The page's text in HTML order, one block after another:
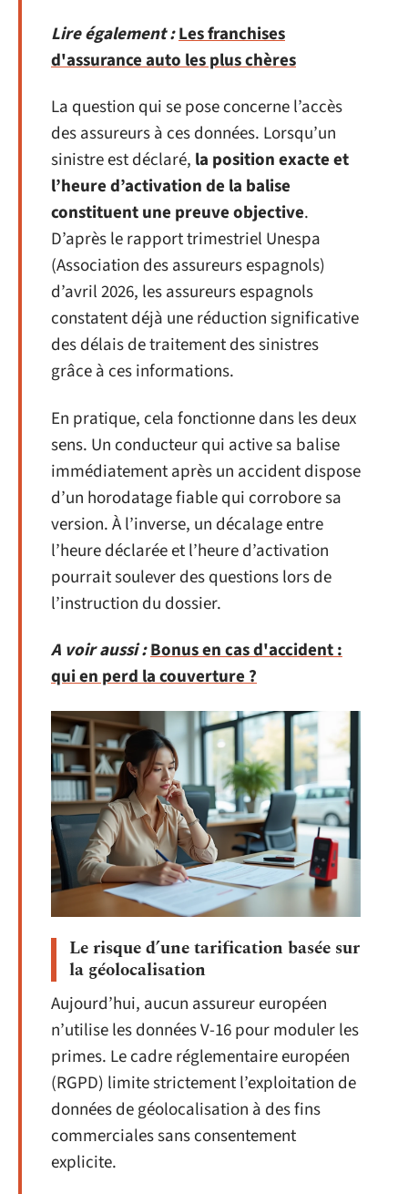
Lire également :Les franchises
d'assurance auto les plus chères
La question qui se pose concerne l’accès
des assureurs à ces données. Lorsqu’un
sinistre est déclaré, la position exacte et
l’heure d’activation de la balise
constituent une preuve objective.
D’après le rapport trimestriel Unespa
(Association des assureurs espagnols)
d’avril 2026, les assureurs espagnols
constatent déjà une réduction significative
des délais de traitement des sinistres
grâce à ces informations.
En pratique, cela fonctionne dans les deux
sens. Un conducteur qui active sa balise
immédiatement après un accident dispose
d’un horodatage fiable qui corrobore sa
version. À l’inverse, un décalage entre
l’heure déclarée et l’heure d’activation
pourrait soulever des questions lors de
l’instruction du dossier.
A voir aussi :Bonus en cas d'accident :
qui en perd la couverture ?
Le risque d’une tarification basée sur
la géolocalisation
Aujourd’hui, aucun assureur européen
n’utilise les données V-16 pour moduler les
primes. Le cadre réglementaire européen
(RGPD) limite strictement l’exploitation de
données de géolocalisation à des fins
commerciales sans consentement
explicite.